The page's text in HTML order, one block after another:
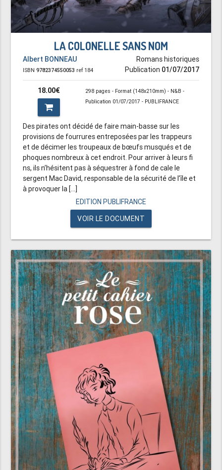
LA COLONELLE SANS NOM
Albert BONNEAU
ISBN9782374550053 ref 184
Romans historiques
Publication 01/07/2017
18.00€
298 pages - Format (148x210mm) - N&B -
Publication 01/07/2017 - PUBLIFRANCE
Des pirates ont décidé de faire main-basse sur les
provisions de fourrures entreposées par les trappeurs
et de décimer les troupeaux de bœufs musqués et de
phoques nombreux à cet endroit. Pour arriver à leurs fi
ns, ils n’hésitent pas à séquestrer à fond de cale le
sergent Mac David, responsable de la sécurité de l’île et
à provoquer la [...]
EDITION PUBLIFRANCE
VOIR LE DOCUMENT